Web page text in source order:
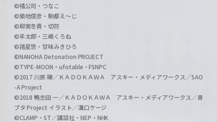
©橘公司・つなこ
©築地俊彦・駒都え～じ
©柳実冬貴・切符
©羊太郎・三嶋くろね
©諸星悠・甘味みきひろ
©NANOHA Detonation PROJECT
©TYPE-MOON・ufotable・FSNPC
©2017 川原 礫／ＫＡＤＯＫＡＷＡ アスキー・メディアワークス／SAO
-A Project
©2018 鴨志田 一／ＫＡＤＯＫＡＷＡ アスキー・メディアワークス／青
ブタ Project イラスト／溝口ケージ
©CLAMP・ST／講談社・NEP・NHK